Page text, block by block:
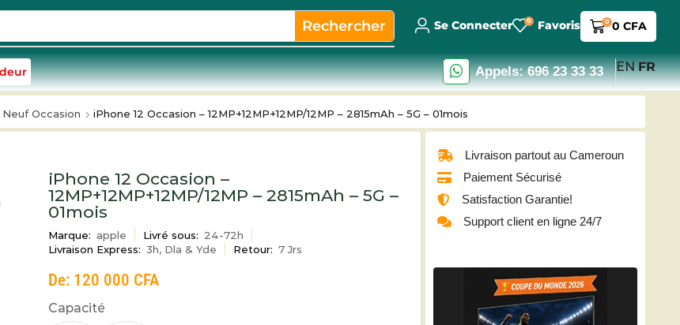
Rechercher Se Connecter 0 Favoris 0 0 CFA
Appels: 696 23 33 33 EN FR
Neuf Occasion iPhone 12 Occasion – 12MP+12MP+12MP/12MP – 2815mAh – 5G – 01mois
iPhone 12 Occasion –
12MP+12MP+12MP/12MP – 2815mAh – 5G –
01mois
Marque: apple Livré sous: 24-72h
Livraison Express: 3h, Dla & Yde Retour: 7 Jrs
De: 120 000 CFA
Capacité
Livraison partout au Cameroun
Paiement Sécurisé
Satisfaction Garantie!
Support client en ligne 24/7